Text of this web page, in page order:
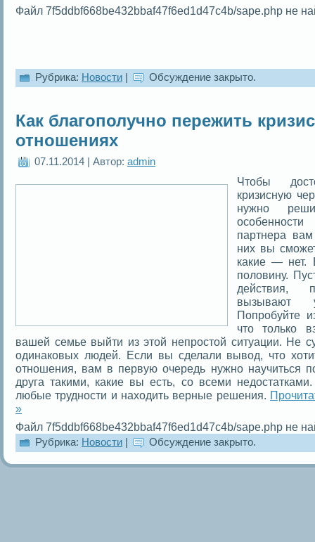
Файл 7f5ddbf668be432bbaf47f6ed1d47c4b/sape.php не
Рубрика: Новости Обсуждение закрыто.
Как благополучно пережить
отношениях
07.11.2014 | Автор: admin
Чтобы
кризисную
нужно
партнера
них вы
какие — нет.
половину.
действия,
вызывают
Попробуйте
что только
вашей семье выйти из этой непростой ситуации. Не
одинаковых людей. Если вы сделали вывод, что
отношения, вам в первую очередь нужно научиться
друга такими, какие вы есть, со всеми
любые трудности и находить верные решения.
»
Файл 7f5ddbf668be432bbaf47f6ed1d47c4b/sape.php не
Рубрика: Новости | Обсуждение закрыто.